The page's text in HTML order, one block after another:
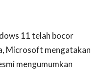
11 telah bocor
Microsoft mengatakan
mengumumkan